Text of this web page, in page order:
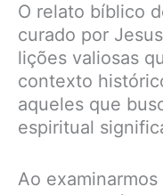
O relato bíblico
curado por
lições valiosas
contexto
aqueles que
espiritual
Ao